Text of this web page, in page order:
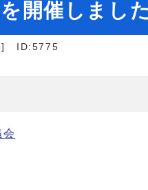
開催しました
ID:5775